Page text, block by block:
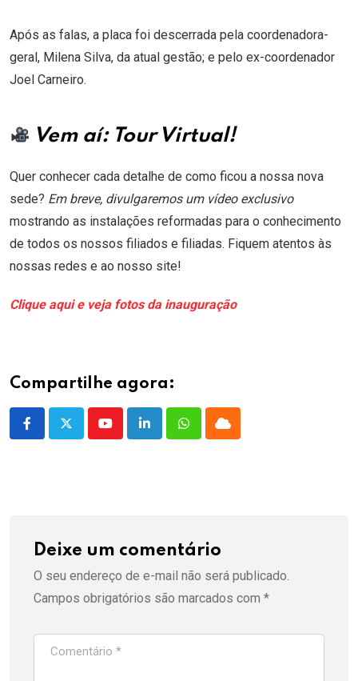
Após as falas, a placa foi descerrada pela coordenadora-
geral, Milena Silva, da atual gestão; e pelo ex-coordenador
Joel Carneiro.
Vem aí: Tour Virtual!
Quer conhecer cada detalhe de como ficou a nossa nova
sede? Em breve, divulgaremos um vídeo exclusivo
mostrando as instalações reformadas para o conhecimento
de todos os nossos filiados e filiadas. Fiquem atentos às
nossas redes e ao nosso site!
Clique aqui e veja fotos da inauguração
Compartilhe agora:
YoutubeLinkedInWhatsappCloud
Deixe um comentário
O seu endereço de e-mail não será publicado.
Campos obrigatórios são marcados com *